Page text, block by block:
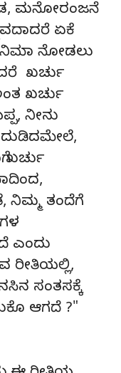
ಮನೋರಂಜನೆ
ಏಕೆ
ನೋಡಲು
ಖರ್ಚು
ಖರ್ಚು
ನೀನು
ದುಡಿದಮೇಲೆ,
ಖರ್ಚು
ನಿಮ್ಮ ತಂದೆಗೆ
ಎಂದು
ರೀತಿಯಲ್ಲಿ,
ಸಂತಸಕ್ಕೆ
ಆಗದೆ ?"